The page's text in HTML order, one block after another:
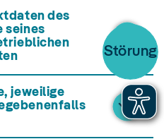
des
seines
jeweilige
Störung